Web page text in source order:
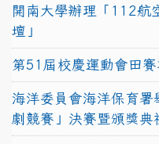
開南大學辦理「112航
壇」
第51屆校慶運動會田
海洋委員會海洋保育
劇競賽」決賽暨頒獎典